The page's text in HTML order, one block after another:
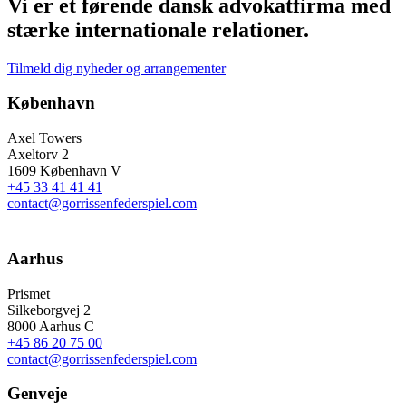
Vi er et førende dansk advokatfirma med
stærke internationale relationer.
Tilmeld dig nyheder og arrangementer
København
Axel Towers
Axeltorv 2
1609 København V
+45 33 41 41 41
contact@gorrissenfederspiel.com
Aarhus
Prismet
Silkeborgvej 2
8000 Aarhus C
+45 86 20 75 00
contact@gorrissenfederspiel.com
Genveje